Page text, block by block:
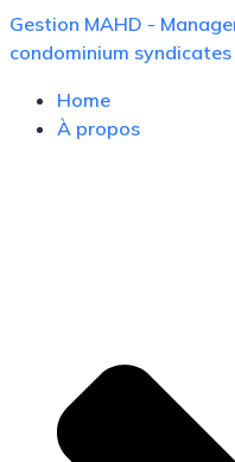
Skip
content
Gestion MAHD -
condominium syndicates
Home
À propos